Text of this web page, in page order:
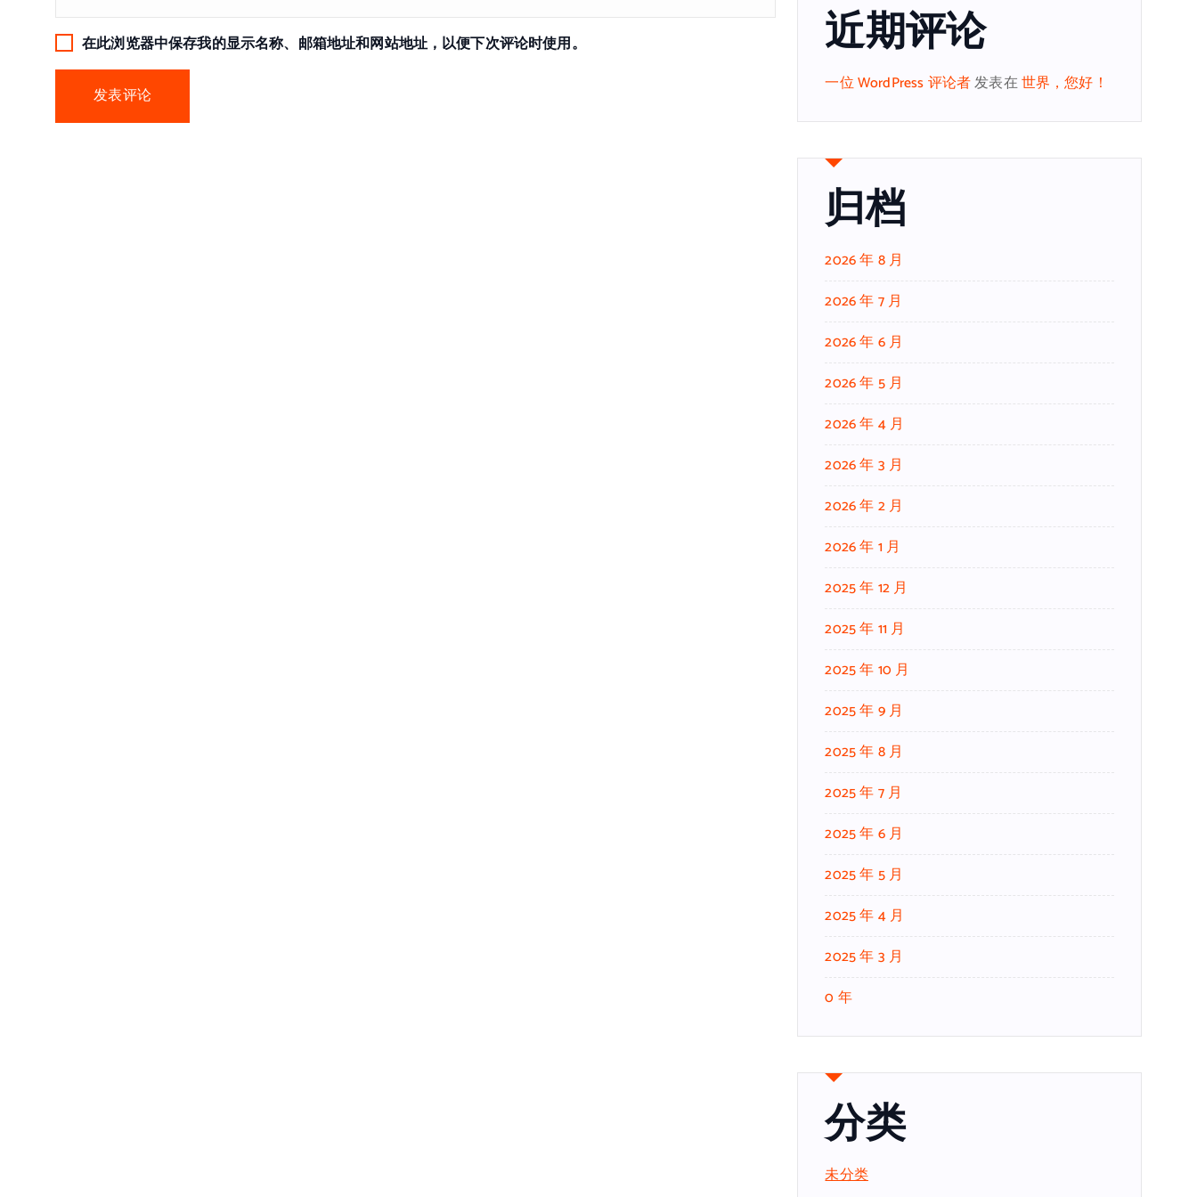
在此浏览器中保存我的显示名称、邮箱地址和网站地址，以便下次评论时使用。 近期评论
一位 WordPress 评论者发表在世界，您好！
归档
2026 年 8 月
2026 年 7 月
2026 年 6 月
2026 年 5 月
2026 年 4 月
2026 年 3 月
2026 年 2 月
2026 年 1 月
2025 年 12 月
2025 年 11 月
2025 年 10 月
2025 年 9 月
2025 年 8 月
2025 年 7 月
2025 年 6 月
2025 年 5 月
2025 年 4 月
2025 年 3 月
0 年
分类
未分类